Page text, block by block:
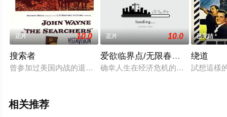
正片 10.0
搜索者
曾参加过美国内战的退伍老兵埃森·爱德华兹（约翰·韦恩 John
正片 10.0
爱欲临界点/无限春光在爆seed
确幸人生在经济危机的催逼下一夕倾
已完结
绕道
試想這樣
相关推荐